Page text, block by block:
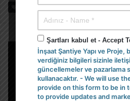
Etiketler makale teknoloji
Şartları kabul et - Accept
İnşaat Şantiye Yapı ve Proje,
verdiğiniz bilgileri sizinle
güncellemeler ve pazarlama
kullanacaktır. - We will use
provide on this form to be in
to provide updates and